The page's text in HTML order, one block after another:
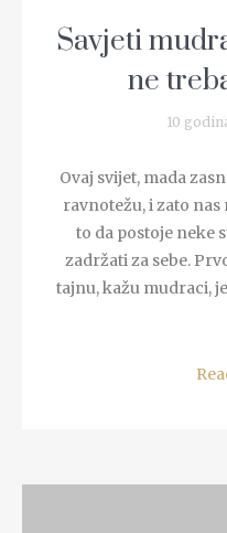
Savjeti
ne
10
Ovaj svijet, mada
ravnotežu, i zato
to da postoje neke
zadržati za sebe.
tajnu, kažu mudraci,